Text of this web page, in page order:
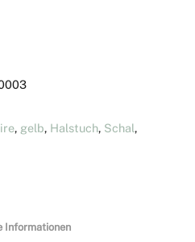
, gelb, Halstuch, Schal,
Informationen